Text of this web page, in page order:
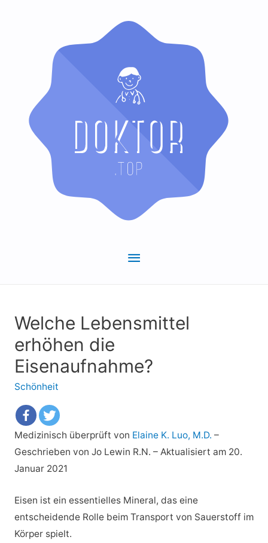
Hauptmenü
Welche Lebensmittel
erhöhen die
Eisenaufnahme?
Schönheit
Medizinisch überprüft von Elaine K. Luo, M.D. –
Geschrieben von Jo Lewin R.N. – Aktualisiert am 20.
Januar 2021
Eisen ist ein essentielles Mineral, das eine
entscheidende Rolle beim Transport von Sauerstoff im
Körper spielt.